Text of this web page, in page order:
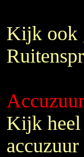
Kijk ook
Accuzuur
Kijk heel
accuzuur